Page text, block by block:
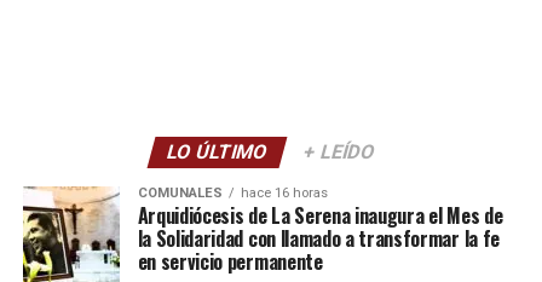
LO ÚLTIMO + LEÍDO
COMUNALES hace 16 horas
Arquidiócesis de La Serena inaugura el Mes de
la Solidaridad con llamado a transformar la fe
en servicio permanente